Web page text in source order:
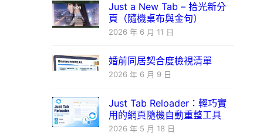
Just a New Tab – 拾光新分
頁（隨機桌布與金句）
2026 年 6 月 11 日
婚前同居契合度檢視清單
2026 年 6 月 9 日
Just Tab Reloader：輕巧實
用的網頁隨機自動重整工具
2026 年 5 月 18 日